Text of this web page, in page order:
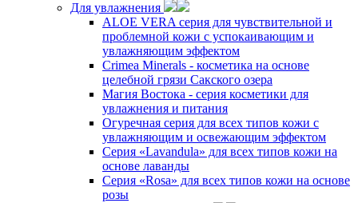
Для увлажнения
ALOE VERA серия для чувствительной и
проблемной кожи с успокаивающим и
увлажняющим эффектом
Crimea Minerals - косметика на основе
целебной грязи Сакского озера
Магия Востока - серия косметики для
увлажнения и питания
Огуречная серия для всех типов кожи с
увлажняющим и освежающим эффектом
Серия «Lavandula» для всех типов кожи на
основе лаванды
Серия «Rosa» для всех типов кожи на основе
розы